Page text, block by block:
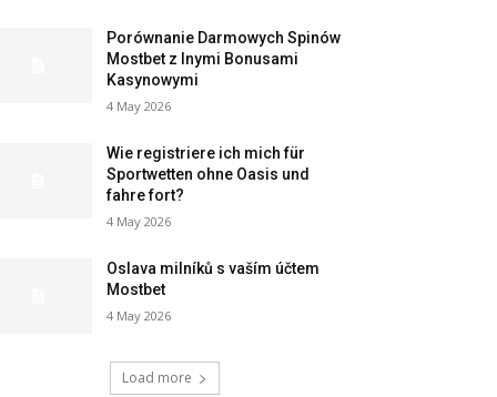
Porównanie Darmowych Spinów
Mostbet z Inymi Bonusami
Kasynowymi
4 May 2026
Wie registriere ich mich für
Sportwetten ohne Oasis und
fahre fort?
4 May 2026
Oslava milníků s vaším účtem
Mostbet
4 May 2026
Load more